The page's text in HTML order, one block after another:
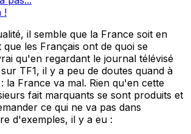
!
il semble que la France soit en
les Français ont de quoi se
qu'en regardant le journal télévisé
TF1, il y a peu de doutes quand à
la France va mal. Rien qu'en cette
fait marquants se sont produits et
ce qui ne va pas dans
d'exemples, il y a eu :